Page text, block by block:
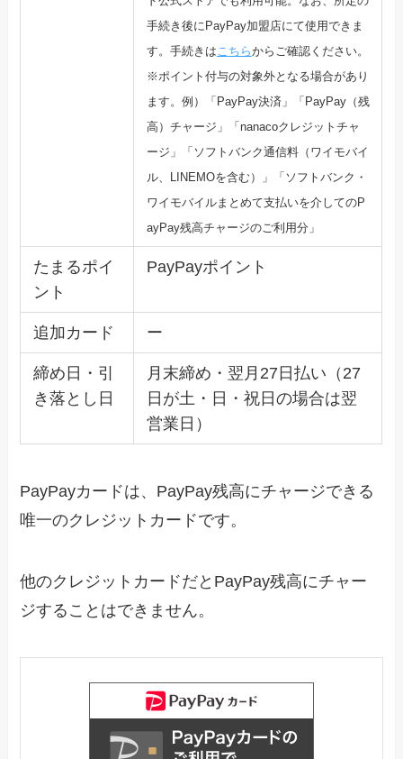
手続き後にPayPay加盟店にて使用できま
す。手続きはこちらからご確認ください。
※ポイント付与の対象外となる場合があり
ます。例）「PayPay決済」「PayPay（残
高）チャージ」「nanacoクレジットチャ
ージ」「ソフトバンク通信料（ワイモバイ
ル、LINEMOを含む）」「ソフトバンク・
ワイモバイルまとめて支払いを介してのP
ayPay残高チャージのご利用分」
たまるポイ
ント
PayPayポイント
追加カード ー
締め日・引
き落とし日
月末締め・翌月27日払い（27
日が土・日・祝日の場合は翌
営業日）
PayPayカードは、PayPay残高にチャージできる
唯一のクレジットカードです。
他のクレジットカードだとPayPay残高にチャー
ジすることはできません。